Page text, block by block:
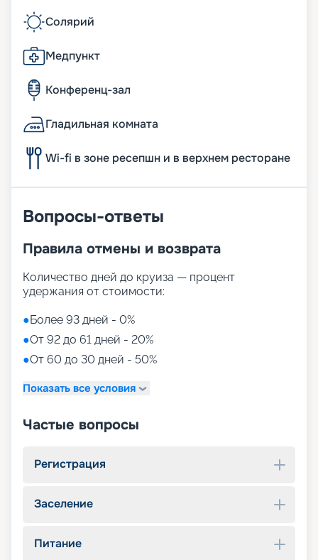
Солярий
Медпункт
Конференц-зал
Гладильная комната
Wi-fi в зоне ресепшн и в верхнем ресторане
Вопросы-ответы
Правила отмены и возврата
Количество дней до круиза — процент
удержания от стоимости:
●Более 93 дней - 0%
●От 92 до 61 дней - 20%
●От 60 до 30 дней - 50%
Показать все условия
Частые вопросы
Регистрация
Заселение
Питание